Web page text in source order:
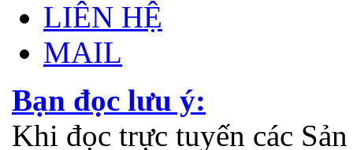
LIÊN HỆ
MAIL
Bạn đọc lưu ý:
Khi đọc trực tuyến các